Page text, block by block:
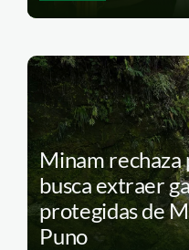
Minam rechaza
busca extraer
protegidas de
Puno